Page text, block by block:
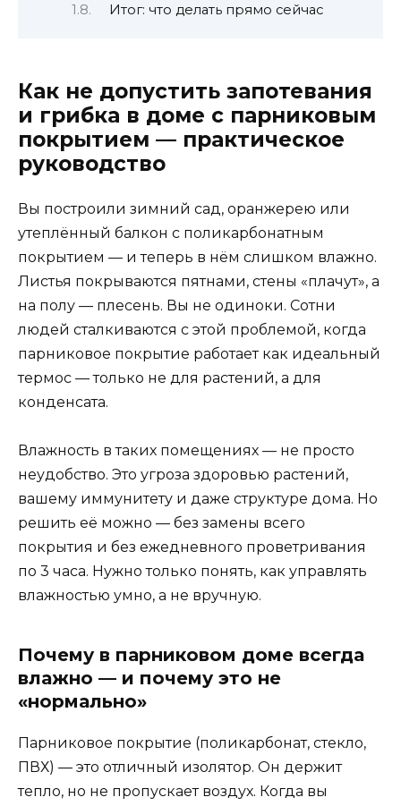
Итог: что делать прямо сейчас
Как не допустить запотевания
и грибка в доме с парниковым
покрытием — практическое
руководство
Вы построили зимний сад, оранжерею или
утеплённый балкон с поликарбонатным
покрытием — и теперь в нём слишком влажно.
Листья покрываются пятнами, стены «плачут», а
на полу — плесень. Вы не одиноки. Сотни
людей сталкиваются с этой проблемой, когда
парниковое покрытие работает как идеальный
термос — только не для растений, а для
конденсата.
Влажность в таких помещениях — не просто
неудобство. Это угроза здоровью растений,
вашему иммунитету и даже структуре дома. Но
решить её можно — без замены всего
покрытия и без ежедневного проветривания
по 3 часа. Нужно только понять, как управлять
влажностью умно, а не вручную.
Почему в парниковом доме всегда
влажно — и почему это не
«нормально»
Парниковое покрытие (поликарбонат, стекло,
ПВХ) — это отличный изолятор. Он держит
тепло, но не пропускает воздух. Когда вы